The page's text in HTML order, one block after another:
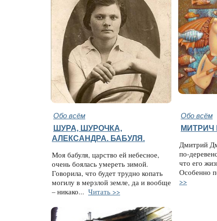
Обо всём Обо всём
ШУРА, ШУРОЧКА,
АЛЕКСАНДРА. БАБУЛЯ.
Моя бабуля, царство ей небесное,
очень боялась умереть зимой.
Говорила, что будет трудно копать
могилу в мерзлой земле, да и вообще
– никако... Читать >>
МИТРИЧ
Дмитрий
по-
что его
Особенно
>>